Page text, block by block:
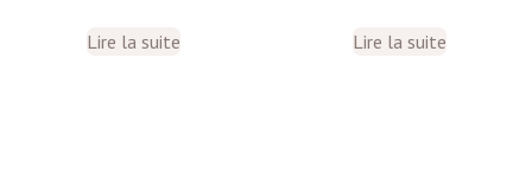
Lire la suite Lire la suite